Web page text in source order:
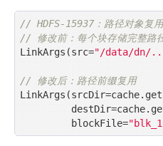
// HDFS-15937：路径对象复用
// 修改前：每个块存储完整路
LinkArgs(src="/data/dn/
// 修改后：路径前缀复用
         blockFile=